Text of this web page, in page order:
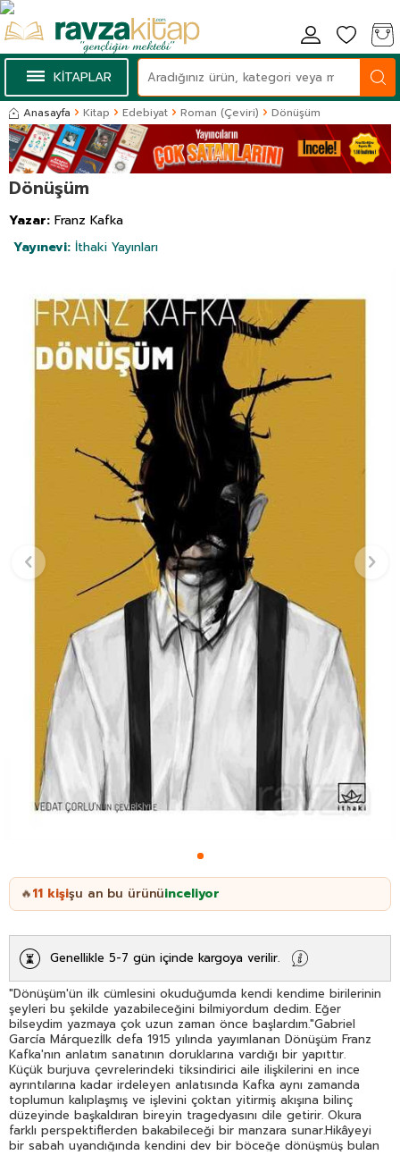
KİTAPLAR
Anasayfa Kitap Edebiyat Roman (Çeviri) Dönüşüm
Dönüşüm
Yazar: Franz Kafka
Yayınevi: İthaki Yayınları
🔥11 kişişu an bu ürünüinceliyor
Genellikle 5-7 gün içinde kargoya verilir.
"Dönüşüm'ün ilk cümlesini okuduğumda kendi kendime birilerinin
şeyleri bu şekilde yazabileceğini bilmiyordum dedim. Eğer
bilseydim yazmaya çok uzun zaman önce başlardım."Gabriel
García Márquezİlk defa 1915 yılında yayımlanan Dönüşüm Franz
Kafka'nın anlatım sanatının doruklarına vardığı bir yapıttır.
Küçük burjuva çevrelerindeki tiksindirici aile ilişkilerini en ince
ayrıntılarına kadar irdeleyen anlatısında Kafka aynı zamanda
toplumun kalıplaşmış ve işlevini çoktan yitirmiş akışına bilinç
düzeyinde başkaldıran bireyin tragedyasını dile getirir. Okura
farklı perspektiflerden bakabileceği bir manzara sunar.Hikâyeyi
bir sabah uyandığında kendini dev bir böceğe dönüşmüş bulan